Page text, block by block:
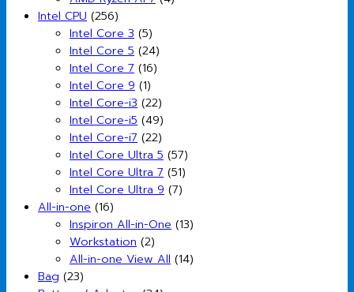
Intel CPU (256)
Intel Core 3 (5)
Intel Core 5 (24)
Intel Core 7 (16)
Intel Core 9 (1)
Intel Core-i3 (22)
Intel Core-i5 (49)
Intel Core-i7 (22)
Intel Core Ultra 5 (57)
Intel Core Ultra 7 (51)
Intel Core Ultra 9 (7)
All-in-one (16)
Inspiron All-in-One (13)
Workstation (2)
All-in-one View All (14)
Bag (23)